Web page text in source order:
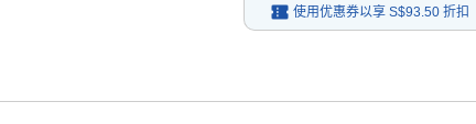
使用优惠券以享 S$93.50 折扣